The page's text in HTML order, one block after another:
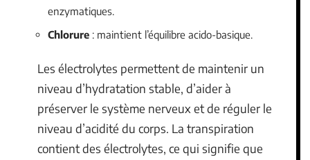
enzymatiques.
Chlorure : maintient l’équilibre acido-basique.
Les électrolytes permettent de maintenir un
niveau d’hydratation stable, d’aider à
préserver le système nerveux et de réguler le
niveau d’acidité du corps. La transpiration
contient des électrolytes, ce qui signifie que